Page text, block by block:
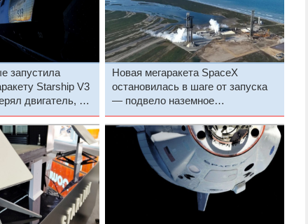
запустила
Starship V3
двигатель, но
Новая мегаракета SpaceX
остановилась в шаге от запуска
— подвело наземное
оборудование